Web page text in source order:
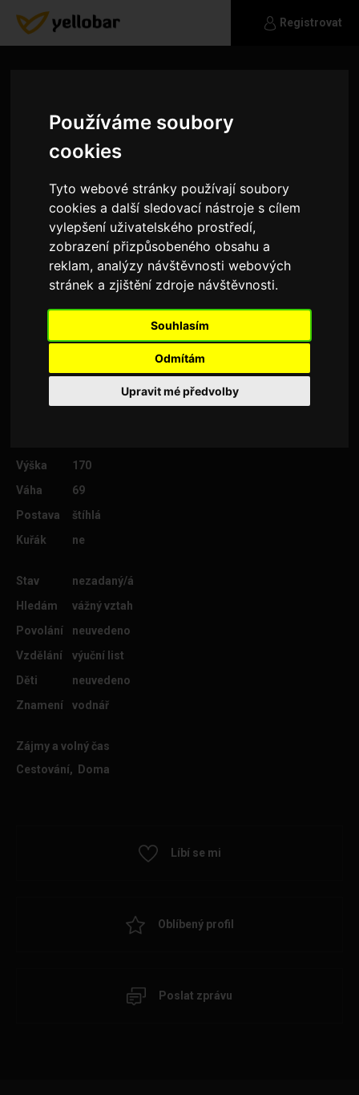
Používáme soubory
cookies
Tyto webové stránky používají soubory
cookies a další sledovací nástroje s cílem
vylepšení uživatelského prostředí,
zobrazení přizpůsobeného obsahu a
reklam, analýzy návštěvnosti webových
stránek a zjištění zdroje návštěvnosti.
Souhlasím
Odmítám
Upravit mé předvolby
Registrovat
Boys54
Výška
170
Váha
69
Postava
štíhlá
Kuřák
ne
Stav
nezadaný/á
Hledám
vážný vztah
Povolání
neuvedeno
Vzdělání
výuční list
Děti
neuvedeno
Znamení
vodnář
Zájmy a volný čas
Cestování, Doma
Líbí se mi
Oblíbený profil
Poslat zprávu